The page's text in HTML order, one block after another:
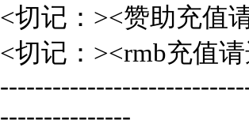
<切记：><赞助充值
<切记：><rmb充值
---------------